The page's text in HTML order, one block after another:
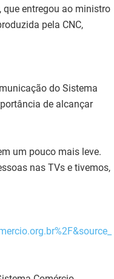
que entregou ao ministro
pela CNC,
do Sistema
de alcançar
um pouco mais leve.
nas TVs e tivemos,